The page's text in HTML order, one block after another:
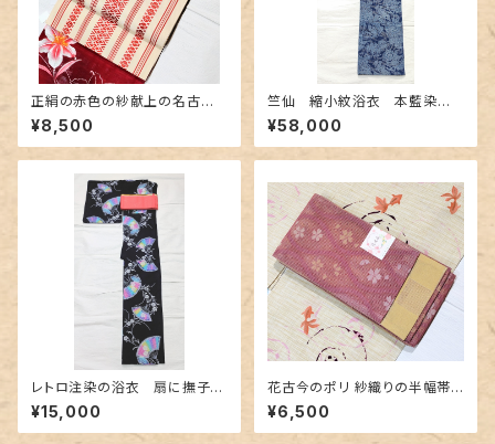
正絹の赤色の紗献上の名古屋
帯
¥8,500
竺仙 縮小紋浴衣 本藍染
め〜長板中形の華やか花と扇
柄〜
¥58,000
レトロ注染の浴衣 扇に撫子〜
カラフルなぼかし～
¥15,000
花古今のポリ 紗織りの半幅帯
リバーシブル
¥6,500